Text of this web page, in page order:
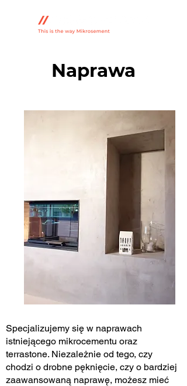
Naprawa
Specjalizujemy się w naprawach
istniejącego mikrocementu oraz
terrastone. Niezależnie od tego, czy
chodzi o drobne pęknięcie, czy o bardziej
zaawansowaną naprawę, możesz mieć